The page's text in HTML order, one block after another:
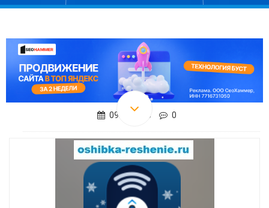
09.03.2016 0